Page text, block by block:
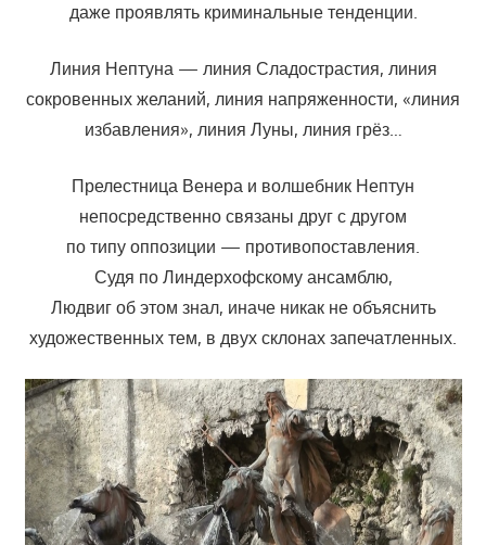
даже проявлять криминальные тенденции.
Линия Нептуна — линия Сладострастия, линия
сокровенных желаний, линия напряженности, «линия
избавления», линия Луны, линия грёз…
Прелестница Венера и волшебник Нептун
непосредственно связаны друг с другом
по типу оппозиции — противопоставления.
Судя по Линдерхофскому ансамблю,
Людвиг об этом знал, иначе никак не объяснить
художественных тем, в двух склонах запечатленных.